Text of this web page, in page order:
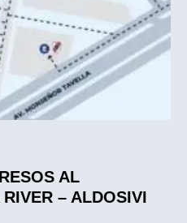
AL
– ALDOSIVI